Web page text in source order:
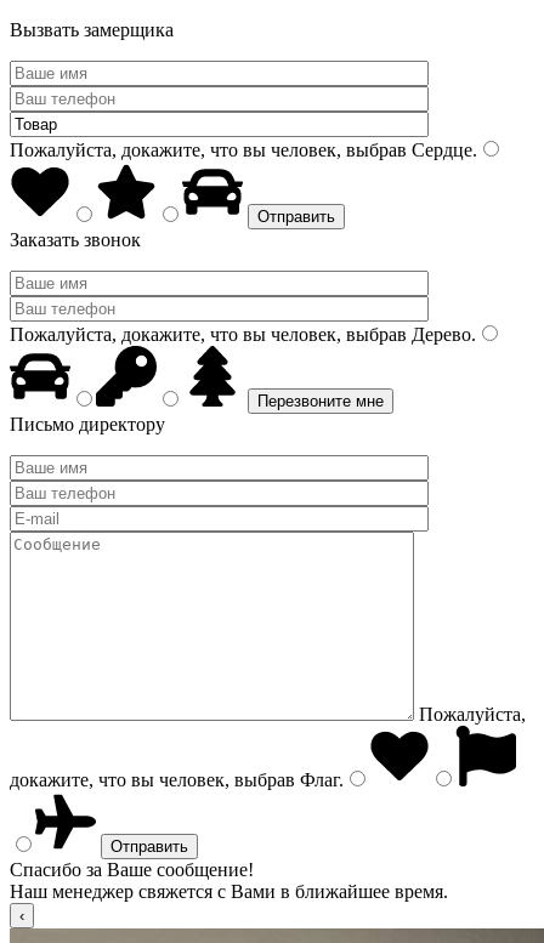
Вызвать замерщика
Пожалуйста, докажите, что вы человек, выбрав Сердце.
Заказать звонок
Пожалуйста, докажите, что вы человек, выбрав Дерево.
Письмо директору
Пожалуйста,
докажите, что вы человек, выбрав Флаг.
Спасибо за Ваше сообщение!
Наш менеджер свяжется с Вами в ближайшее время.